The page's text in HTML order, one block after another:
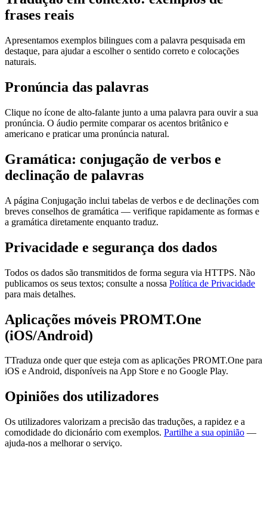
frases reais
Apresentamos exemplos bilingues com a palavra pesquisada em
destaque, para ajudar a escolher o sentido correto e colocações
naturais.
Pronúncia das palavras
Clique no ícone de alto-falante junto a uma palavra para ouvir a sua
pronúncia. O áudio permite comparar os acentos britânico e
americano e praticar uma pronúncia natural.
Gramática: conjugação de verbos e
declinação de palavras
A página Conjugação inclui tabelas de verbos e de declinações com
breves conselhos de gramática — verifique rapidamente as formas e
a gramática diretamente enquanto traduz.
Privacidade e segurança dos dados
Todos os dados são transmitidos de forma segura via HTTPS. Não
publicamos os seus textos; consulte a nossa Política de Privacidade
para mais detalhes.
Aplicações móveis PROMT.One
(iOS/Android)
TTraduza onde quer que esteja com as aplicações PROMT.One para
iOS e Android, disponíveis na App Store e no Google Play.
Opiniões dos utilizadores
Os utilizadores valorizam a precisão das traduções, a rapidez e a
comodidade do dicionário com exemplos. Partilhe a sua opinião —
ajuda-nos a melhorar o serviço.